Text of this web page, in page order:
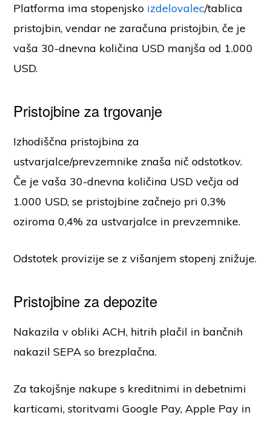
Platforma ima stopenjsko izdelovalec/tablica
pristojbin, vendar ne zaračuna pristojbin, če je
vaša 30-dnevna količina USD manjša od 1.000
USD.
Pristojbine za trgovanje
Izhodiščna pristojbina za
ustvarjalce/prevzemnike znaša nič odstotkov.
Če je vaša 30-dnevna količina USD večja od
1.000 USD, se pristojbine začnejo pri 0,3%
oziroma 0,4% za ustvarjalce in prevzemnike.
Odstotek provizije se z višanjem stopenj znižuje.
Pristojbine za depozite
Nakazila v obliki ACH, hitrih plačil in bančnih
nakazil SEPA so brezplačna.
Za takojšnje nakupe s kreditnimi in debetnimi
karticami, storitvami Google Pay, Apple Pay in